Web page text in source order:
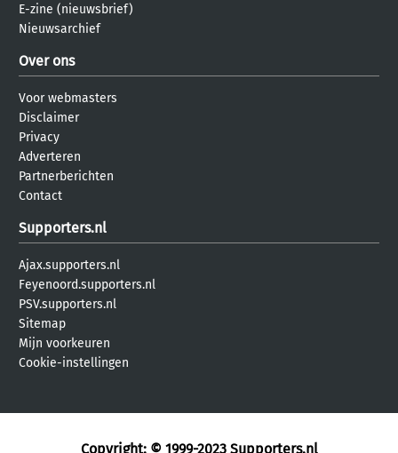
E-zine (nieuwsbrief)
Nieuwsarchief
Over ons
Voor webmasters
Disclaimer
Privacy
Adverteren
Partnerberichten
Contact
Supporters.nl
Ajax.supporters.nl
Feyenoord.supporters.nl
PSV.supporters.nl
Sitemap
Mijn voorkeuren
Cookie-instellingen
Copyright: © 1999-2023 Supporters.nl